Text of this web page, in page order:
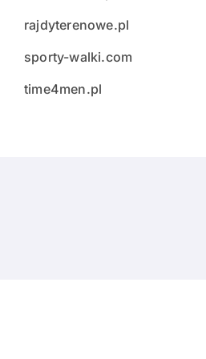
rajdyterenowe.pl
sporty-walki.com
time4men.pl